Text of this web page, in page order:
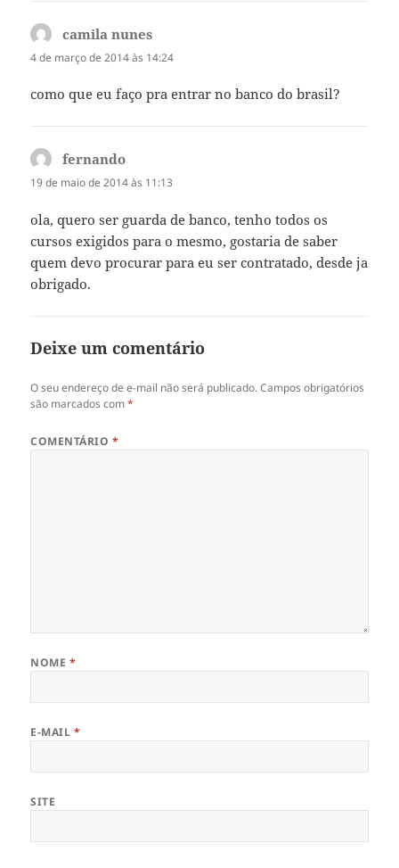
camila nunes
4 de março de 2014 às 14:24
como que eu faço pra entrar no banco do brasil?
fernando
19 de maio de 2014 às 11:13
ola, quero ser guarda de banco, tenho todos os
cursos exigidos para o mesmo, gostaria de saber
quem devo procurar para eu ser contratado, desde ja
obrigado.
Deixe um comentário
O seu endereço de e-mail não será publicado. Campos obrigatórios
são marcados com*
COMENTÁRIO *
NOME *
E-MAIL *
SITE